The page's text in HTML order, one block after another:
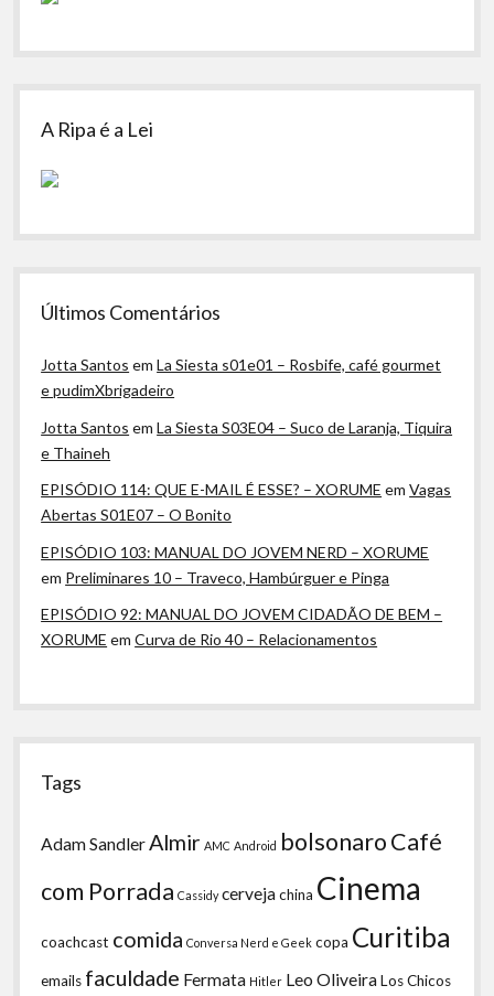
A Ripa é a Lei
Últimos Comentários
Jotta Santos emLa Siesta s01e01 – Rosbife, café gourmet
e pudimXbrigadeiro
Jotta Santos emLa Siesta S03E04 – Suco de Laranja, Tiquira
e Thaineh
EPISÓDIO 114: QUE E-MAIL É ESSE? – XORUME emVagas
Abertas S01E07 – O Bonito
EPISÓDIO 103: MANUAL DO JOVEM NERD – XORUME
em Preliminares 10 – Traveco, Hambúrguer e Pinga
EPISÓDIO 92: MANUAL DO JOVEM CIDADÃO DE BEM –
XORUME emCurva de Rio 40 – Relacionamentos
Tags
Adam Sandler Almir AMC Android bolsonaroCafé
com Porrada Cassidy cervejachina Cinema
coachcast comida Conversa Nerd e Geek copa Curitiba
emails faculdade Fermata Hitler Leo OliveiraLos Chicos